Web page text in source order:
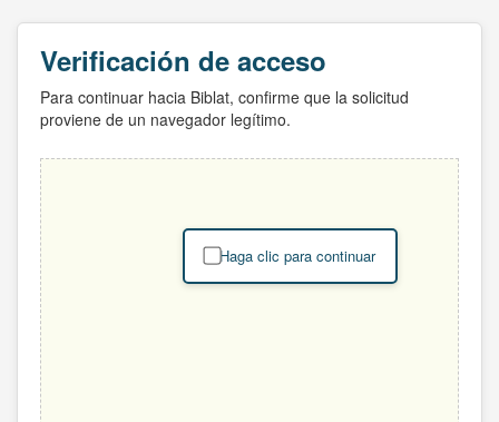
Verificación de acceso
Para continuar hacia Biblat, confirme que la solicitud
proviene de un navegador legítimo.
Haga clic para continuar